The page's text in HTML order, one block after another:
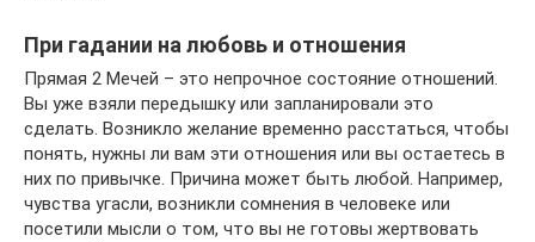
При гадании на любовь и отношения
Прямая 2 Мечей – это непрочное состояние отношений.
Вы уже взяли передышку или запланировали это
сделать. Возникло желание временно расстаться, чтобы
понять, нужны ли вам эти отношения или вы остаетесь в
них по привычке. Причина может быть любой. Например,
чувства угасли, возникли сомнения в человеке или
посетили мысли о том, что вы не готовы жертвовать